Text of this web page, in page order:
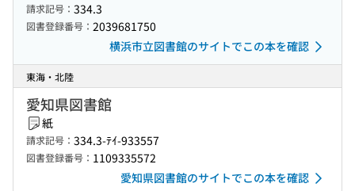
請求記号： 334.3
図書登録番号： 2039681750
横浜市立図書館のサイトでこの本を確認
東海・北陸
愛知県図書館
紙
請求記号： 334.3-ﾃｲ-933557
図書登録番号： 1109335572
愛知県図書館のサイトでこの本を確認